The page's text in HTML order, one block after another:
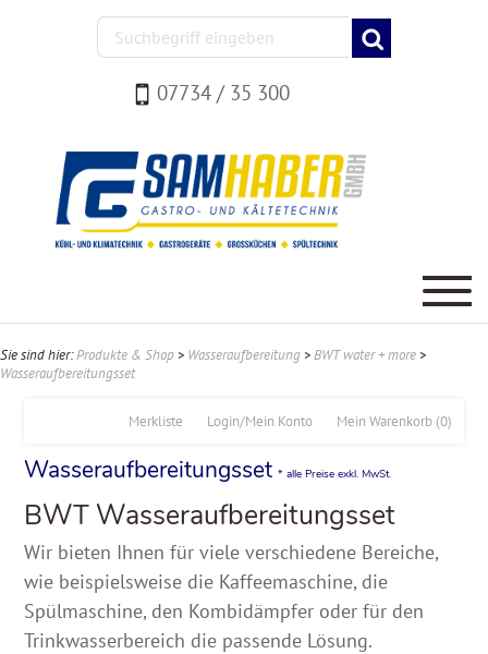
07734 / 35 300
Sie sind hier:Produkte & Shop > Wasseraufbereitung >BWT water + more >
Wasseraufbereitungsset
Mein Warenkorb (0)
Login/Mein Konto
Merkliste
Wasseraufbereitungsset * alle Preise exkl. MwSt.
BWT Wasseraufbereitungsset
Wir bieten Ihnen für viele verschiedene Bereiche,
wie beispielsweise die Kaffeemaschine, die
Spülmaschine, den Kombidämpfer oder für den
Trinkwasserbereich die passende Lösung.